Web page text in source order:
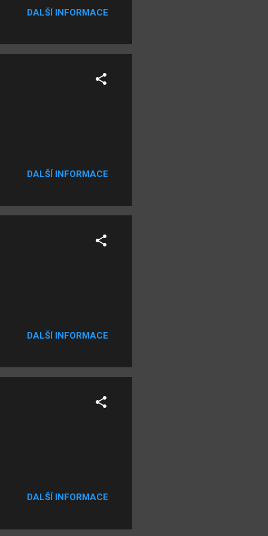
DALŠÍ INFORMACE
DALŠÍ INFORMACE
DALŠÍ INFORMACE
DALŠÍ INFORMACE